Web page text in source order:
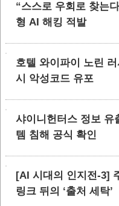
“스스로 우회로 찾는
형 AI 해킹 적발
호텔 와이파이 노린
시 악성코드 유포
샤이니헌터스 정보 유
템 침해 공식 확인
[AI 시대의 인지전-3]
링크 뒤의 ‘출처 세탁’